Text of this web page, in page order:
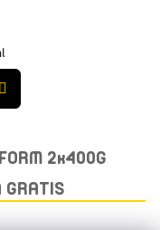
2x400G
GRATIS